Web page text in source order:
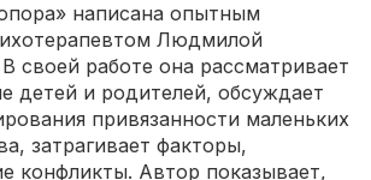
написана опытным
Людмилой
своей работе она рассматривает
детей и родителей, обсуждает
привязанности маленьких
затрагивает факторы,
конфликты. Автор показывает,